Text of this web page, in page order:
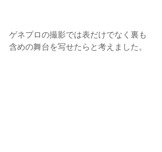
ゲネプロの撮影では表だけでなく裏も
含めの舞台を写せたらと考えました。